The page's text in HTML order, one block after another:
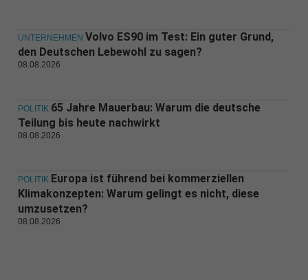
UNTERNEHMEN Volvo ES90 im Test: Ein guter Grund,
den Deutschen Lebewohl zu sagen?
08.08.2026
POLITIK 65 Jahre Mauerbau: Warum die deutsche
Teilung bis heute nachwirkt
08.08.2026
POLITIK Europa ist führend bei kommerziellen
Klimakonzepten: Warum gelingt es nicht, diese
umzusetzen?
08.08.2026